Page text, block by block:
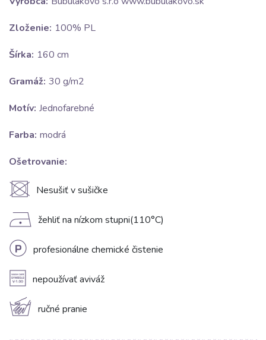
Zloženie: 100% PL
Šírka: 160 cm
Gramáž: 30 g/m2
Motív: Jednofarebné
Farba: modrá
Ošetrovanie:
U Nesušiť v sušičke
D žehliť na nízkom stupni(110°C)
L profesionálne chemické čistenie
A nepoužívať aviváž
c ručné pranie